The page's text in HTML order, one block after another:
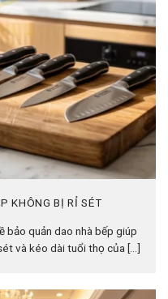
KHÔNG BỊ RỈ SÉT
bảo quản dao nhà bếp giúp
và kéo dài tuổi thọ của [...]